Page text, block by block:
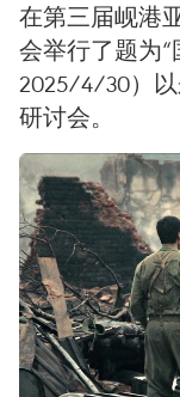
在第三届岘港
会举行了题为“
2025/4/30）
研讨会。